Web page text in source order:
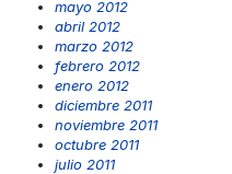
mayo 2012
abril 2012
marzo 2012
febrero 2012
enero 2012
diciembre 2011
noviembre 2011
octubre 2011
julio 2011